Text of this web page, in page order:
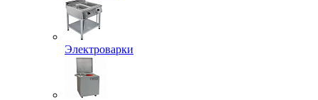
Электроварки